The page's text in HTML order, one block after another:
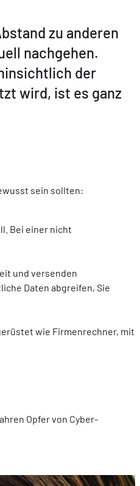
zu anderen
nachgehen.
der
wird, ist es ganz
sein sollten:
Bei einer nicht
und versenden
Daten abgreifen, Sie
wie Firmenrechner, mit
Opfer von Cyber-